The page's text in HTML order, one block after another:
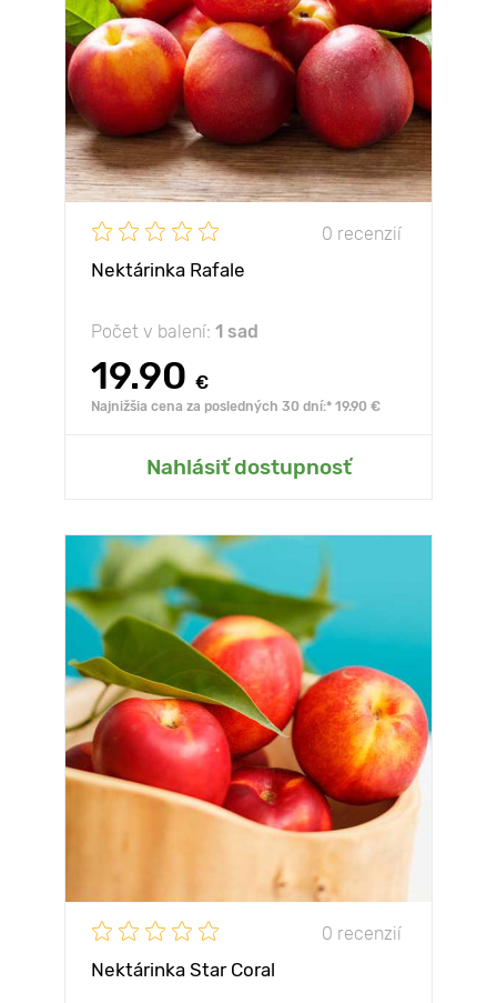
0 recenzií
Nektárinka Rafale
Počet v balení: 1 sad
19.90 €
Najnižšia cena za posledných 30 dní:* 19.90 €
Nahlásiť dostupnosť
0 recenzií
Nektárinka Star Coral